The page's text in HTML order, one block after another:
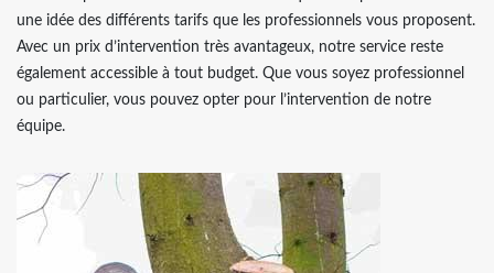
une idée des différents tarifs que les professionnels vous proposent.
Avec un prix d’intervention très avantageux, notre service reste
également accessible à tout budget. Que vous soyez professionnel
ou particulier, vous pouvez opter pour l’intervention de notre
équipe.